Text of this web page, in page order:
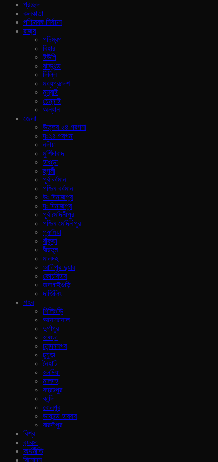
প্রচ্ছদ
কলকাতা
পশ্চিমবঙ্গ নির্বাচন
রাজ‍্য
পচিমবন্গ
বিহার
ইউপি
ঝাড়খন্ড
দিল্লি
মধ্যপ্রদেশ
মুম্বাই
চেন্নাই
অন্যান
জেলা
উত্তর ২৪ পরগনা
দঃ২৪ পরগনা
নদীয়া
মুর্শিদাবাদ
হাওড়া
হুগলী
পূর্ব বর্ধমান
পশ্চিম বর্ধমান
উঃ দিনাজপুর
দঃ দিনাজপুর
পূর্ব মেদিনীপুর
পশ্চিম মেদিনীপুর
পুরুলিয়া
বাঁকুড়া
বীরভুম
মালদহ
আলিপুর দুয়ার
কোচবিহার
জলপাইগুড়ি
দার্জিলিং
শহর
শিলিগুড়ি
আসানসোল
দুর্গাপুর
হাওড়া
চনন্দননগর
চুচুড়া
নৈহাটি
হলদিয়া
মালদহ
বহরমপুর
কান্দি
বোলপুর
ডায়মন্ড হারবার
বারুইপুর
বিশ্ব
ব‍্যবসা
অর্থনীতি
বিনোদন